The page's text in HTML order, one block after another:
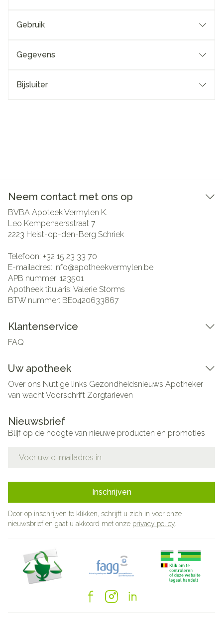
Gebruik
Gegevens
Bijsluiter
Neem contact met ons op
BVBA Apoteek Vermylen K.
Leo Kempenaersstraat 7
2223 Heist-op-den-Berg Schriek
Telefoon: +32 15 23 33 70
E-mailadres: info@apotheekvermylen.be
APB nummer: 123501
Apotheek titularis: Valerie Storms
BTW nummer: BE0420633867
Klantenservice
FAQ
Uw apotheek
Over ons Nuttige links Gezondheidsnieuws Apotheker
van wachtVoorschrift Zorgtarieven
Nieuwsbrief
Blijf op de hoogte van nieuwe producten en promoties
Inschrijven
Door op inschrijven te klikken, schrijft u zich in voor onze
nieuwsbrief en gaat u akkoord met onze privacy policy